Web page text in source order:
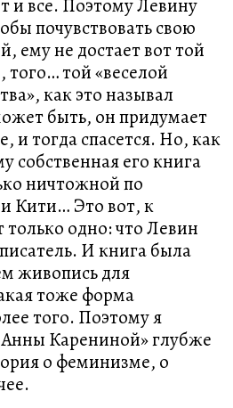
и все. Поэтому Левину
почувствовать свою
ему не достает вот той
той «веселой
как это называл
быть, он придумает
и тогда спасется. Но, как
собственная его книга
ничтожной по
Кити… Это вот, к
одно: что Левин
И книга была
живопись для
тоже форма
того. Поэтому я
Карениной» глубже
о феминизме, о